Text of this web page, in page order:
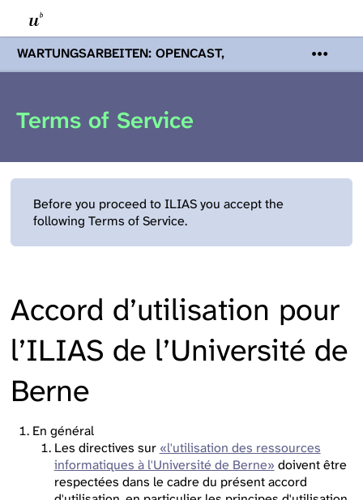
WARTUNGSARBEITEN: OPENCAST,
PODCASTS & TOBIRA
Mi 19. August
Servern werden Ihnen Podcasts,
Terms of Service
Before you proceed to ILIAS you accept the
following Terms of Service.
Accord d’utilisation pour
l’ILIAS de l’Université de
Berne
En général
Les directives sur «l'utilisation des ressources
informatiques à l'Université de Berne» doivent être
respectées dans le cadre du présent accord